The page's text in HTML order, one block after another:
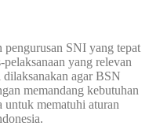
pengurusan SNI yang tepat
yang relevan
agar BSN
memandang kebutuhan
untuk mematuhi aturan